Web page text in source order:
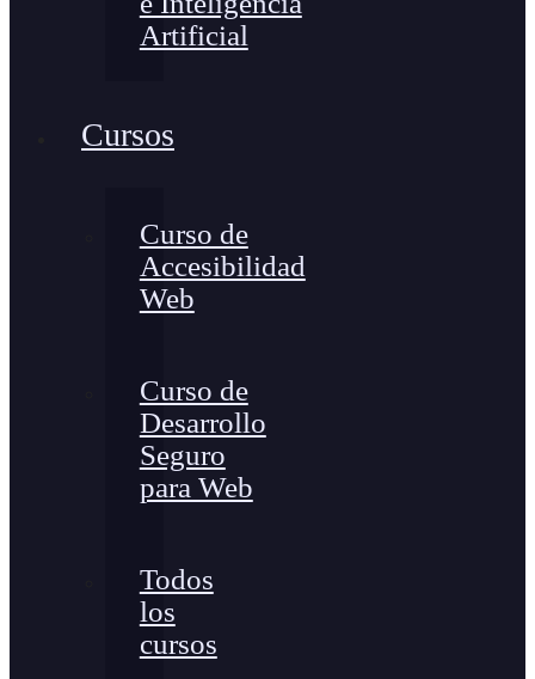
Artificial
Cursos
Curso de
Accesibilidad
Web
Curso de
Desarrollo
Seguro
para Web
Todos
los
cursos